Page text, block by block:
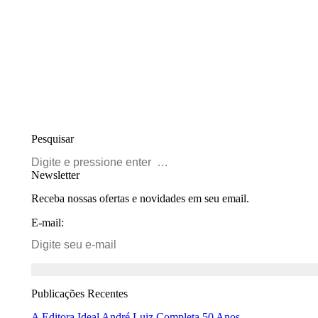
Pesquisar
Buscar
Newsletter
Receba nossas ofertas e novidades em seu email.
E-mail:
Publicações Recentes